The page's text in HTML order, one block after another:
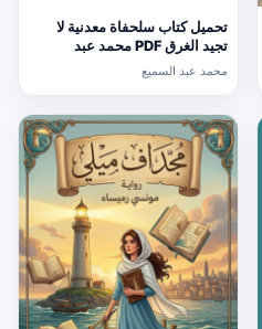
تحميل كتاب سلحفاة معدنية لا
تجيد الغرق PDF محمد عبد
محمد عبد السميع